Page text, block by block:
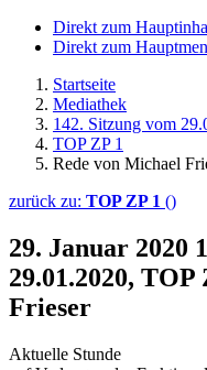
Direkt zum
Direkt zum
Startseite
Mediathek
142. Sitzung vom
TOP ZP 1
Rede von Michael
zurück zu: TOP ZP 1 ()
29. Januar 2020
29.01.2020,
Frieser
Aktuelle Stunde